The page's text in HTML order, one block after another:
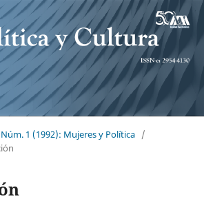
Núm. 1 (1992): Mujeres y Política /